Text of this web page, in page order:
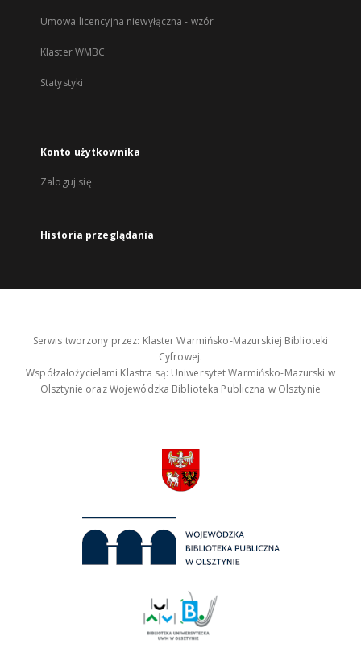
Umowa licencyjna niewyłączna - wzór
Klaster WMBC
Statystyki
Konto użytkownika
Zaloguj się
Historia przeglądania
Serwis tworzony przez: Klaster Warmińsko-Mazurskiej Biblioteki
Cyfrowej.
Współzałożycielami Klastra są: Uniwersytet Warmińsko-Mazurski w
Olsztynie oraz Wojewódzka Biblioteka Publiczna w Olsztynie